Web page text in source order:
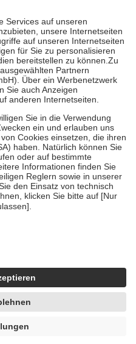
nie mehr als die tatsächlichen
auch für Online-Apotheken.
beträgt die
sowie zehn Euro je
für ihre eigene Gesundheit zu
der Familie zu unterstützen,
vollendeten 18. Lebensjahr
Früherkennung, die von der
sich um echte Bewertungen
4419944605341
Zuhilfenahme künstlicher